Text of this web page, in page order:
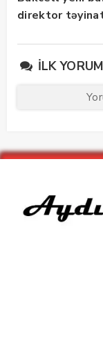
direktor
İLK